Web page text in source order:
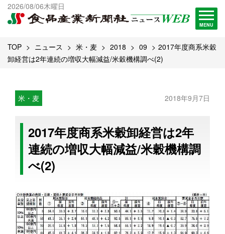
2026/08/06木曜日
MENU
出版物一覧へ
試読・購読申し込み
TOP ニュース 米・麦 2018 09
2017年度商系米穀
卸経営は2年連続の増収大幅減益/米穀機構調べ(2)
米・麦 2018年9月7日
2017年度商系米穀卸経営は2年
連続の増収大幅減益/米穀機構調
べ(2)